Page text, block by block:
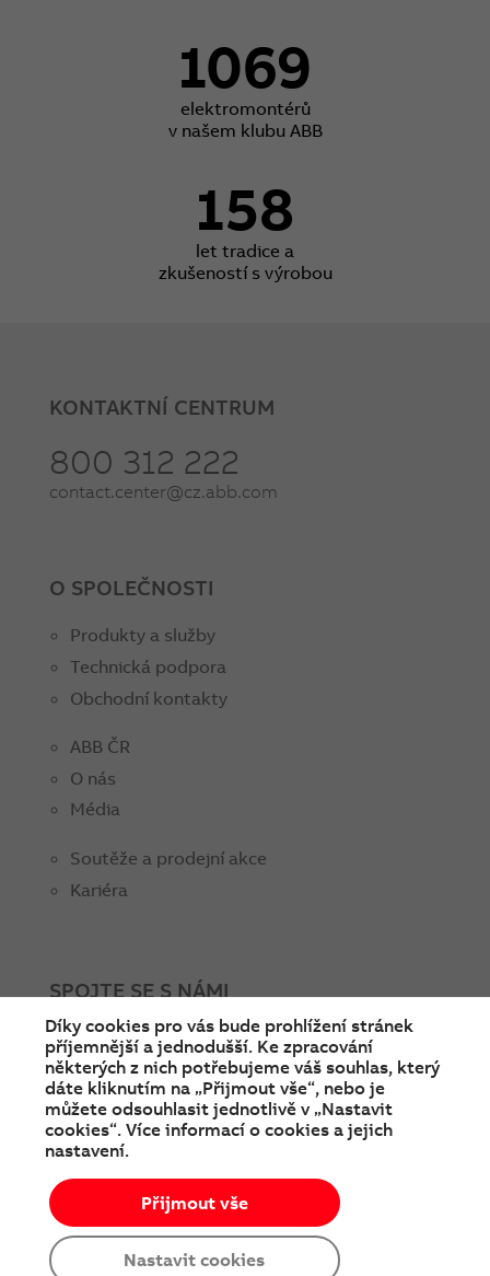
1069
elektromontérů
v našem klubu ABB
158
let tradice a
zkušeností s výrobou
KONTAKTNÍ CENTRUM
800 312 222
contact.center@cz.abb.com
O SPOLEČNOSTI
Produkty a služby
Technická podpora
Obchodní kontakty
ABB ČR
O nás
Média
Soutěže a prodejní akce
Kariéra
SPOJTE SE S NÁMI
facebookinstagramLinkedintwitteryoutube
© Copyright 2026 ABB
Podmínky používání
Cookies a ochrana soukromí
Díky cookies pro vás bude prohlížení stránek
příjemnější a jednodušší. Ke zpracování
některých z nich potřebujeme váš souhlas, který
dáte kliknutím na „Přijmout vše“, nebo je
můžete odsouhlasit jednotlivě v „Nastavit
cookies“. Více informací o cookies a jejich
nastavení.
Nastavit cookies
Přijmout vše